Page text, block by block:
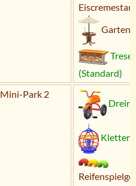
(Standard)
Mini-Park 2